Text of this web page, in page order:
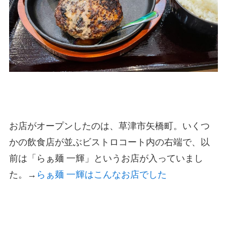
お店がオープンしたのは、草津市矢橋町。いくつ
かの飲食店が並ぶビストロコート内の右端で、以
前は「らぁ麺 一輝」というお店が入っていまし
た。→ らぁ麺 一輝はこんなお店でした